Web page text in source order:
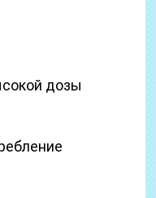
дозы